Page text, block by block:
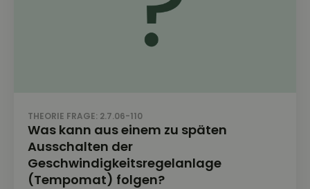
THEORIE FRAGE: 2.7.06-110
Was kann aus einem zu späten
Ausschalten der
Geschwindigkeitsregelanlage
(Tempomat) folgen?